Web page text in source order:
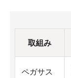
取組み
ペガサス